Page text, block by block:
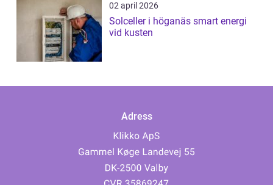
02 april 2026
Solceller i höganäs smart energi
vid kusten
Adress